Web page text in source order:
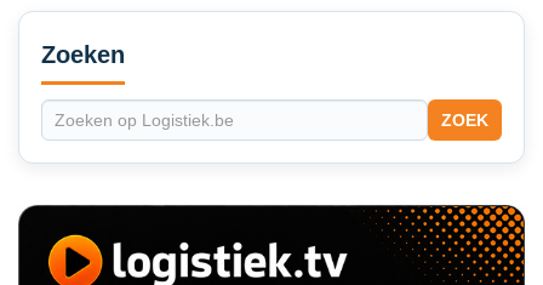
Secondary
Sidebar
Zoeken
ZOEK